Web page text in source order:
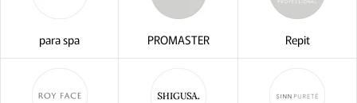
para spa PROMASTER Repit